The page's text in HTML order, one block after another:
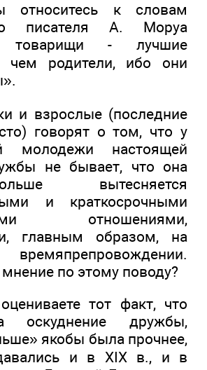
к словам
писателя А. Моруа
товарищи - лучшие
чем родители, ибо они
и взрослые (последние
говорят о том, что у
молодежи настоящей
не бывает, что она
вытесняется
и краткосрочными
отношениями,
главным образом, на
времяпрепровождении.
по этому поводу?
тот факт, что
оскуднение дружбы,
якобы была прочнее,
и в XIX в., и в